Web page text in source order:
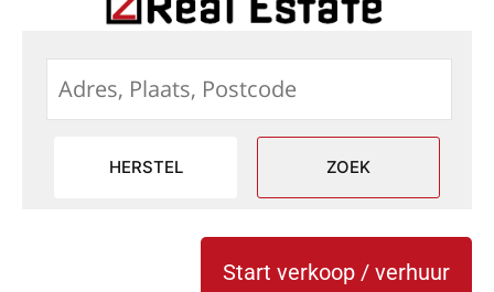
Start verkoop / verhuur